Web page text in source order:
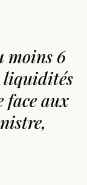
moins 6
liquidités
face aux